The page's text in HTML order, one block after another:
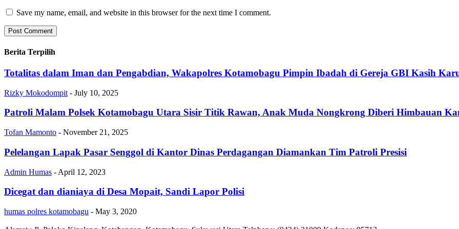
Save my name, email, and website in this browser for the next time I comment.
Berita Terpilih
Totalitas dalam Iman dan Pengabdian, Wakapolres Kotamobagu Pimpin Ibadah di Gereja GBI Kasih
Rizky Mokodompit - July 10, 2025
Patroli Malam Polsek Kotamobagu Utara Sisir Titik Rawan, Anak Muda Nongkrong Diberi Himbauan
Tofan Mamonto - November 21, 2025
Pelelangan Lapak Pasar Senggol di Kantor Dinas Perdagangan Diamankan Tim Patroli Presisi
Admin Humas - April 12, 2023
Dicegat dan dianiaya di Desa Mopait, Sandi Lapor Polisi
humas polres kotamobagu - May 3, 2020